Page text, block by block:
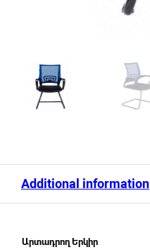
Additional information
Արտադրող Երկիր